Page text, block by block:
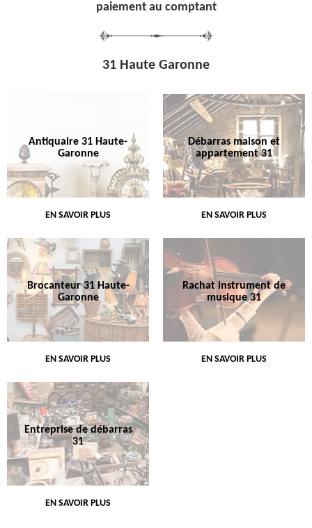
paiement au comptant
31 Haute Garonne
Antiquaire 31 Haute-
Garonne
EN SAVOIR PLUS
Débarras maison et
appartement 31
EN SAVOIR PLUS
Brocanteur 31 Haute-
Garonne
EN SAVOIR PLUS
Rachat instrument de
musique 31
EN SAVOIR PLUS
Entreprise de débarras
31
EN SAVOIR PLUS